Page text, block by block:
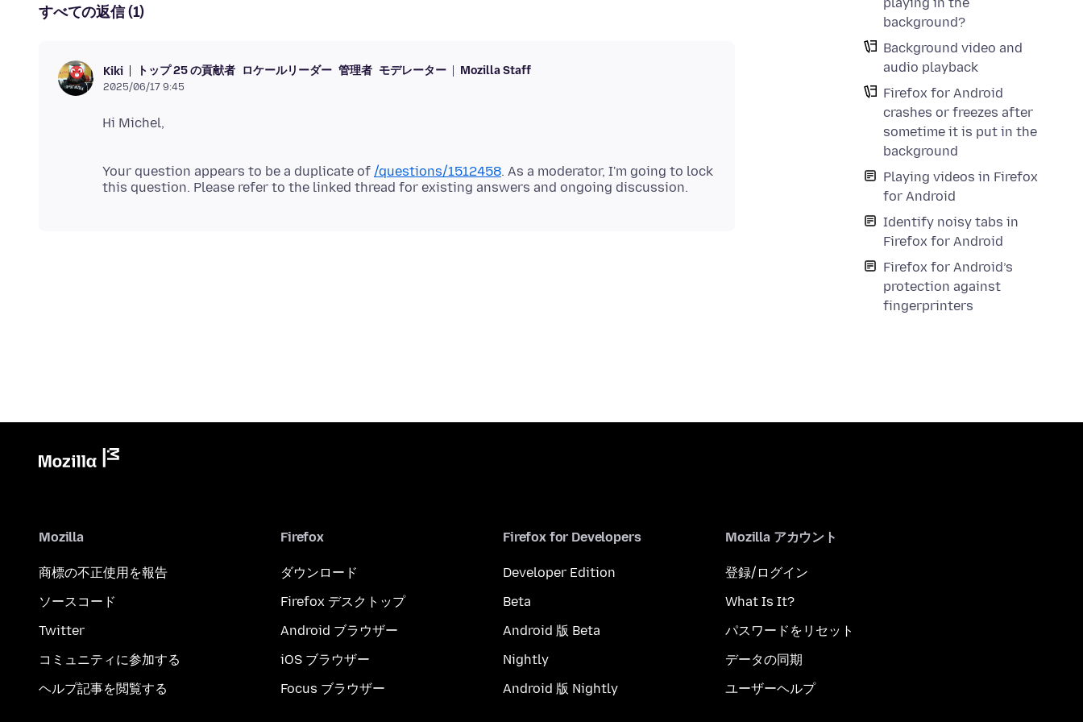
background?
Background video and
audio playback
Firefox for Android
crashes or freezes after
sometime it is put in the
background
Playing videos in Firefox
for Android
Identify noisy tabs in
Firefox for Android
Firefox for Android’s
protection against
fingerprinters
すべての返信 (1)
Kiki トップ 25 の貢献者 ロケールリーダー 管理者 モデレーター Mozilla Staff
2025/06/17 9:45
Your question appears to be a duplicate of /questions/1512458. As a moderator, I'm going to lock
Mozilla
商標の不正使用を報告
ソースコード
Twitter
コミュニティに参加する
ヘルプ記事を閲覧する
Firefox
ダウンロード
Firefox デスクトップ
Android ブラウザー
iOS ブラウザー
Focus ブラウザー
Firefox for Developers
Developer Edition
Beta
Android 版 Beta
Nightly
Android 版 Nightly
Mozilla アカウント
登録/ログイン
What Is It?
パスワードをリセット
データの同期
ユーザーヘルプ